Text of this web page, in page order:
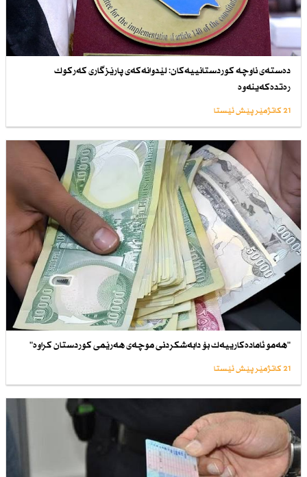
دەستەی ناوچە كوردستانییەكان: لێدوانەكەی پارێزگاری كەركوك
رەتدەكەینەوە
21 کاتژمێر پێش ئێستا
"هەمو ئامادەكارییەك بۆ دابەشكردنی موچەی هەرێمی كوردستان كراوە"
21 کاتژمێر پێش ئێستا